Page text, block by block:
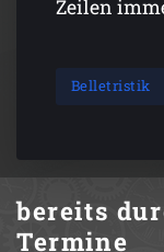
Zeilen
Belletristik
bereits
Termine